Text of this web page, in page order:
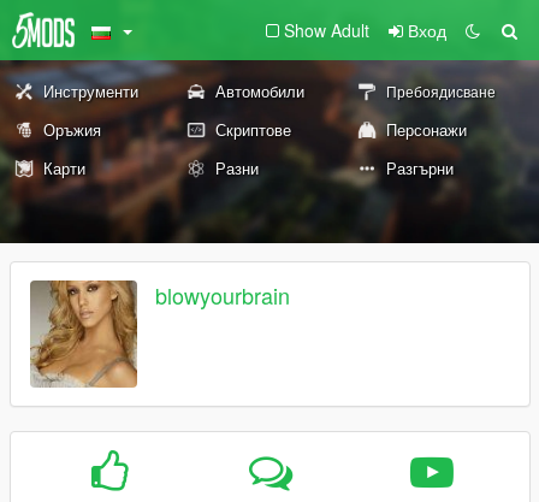
Show Adult Вход
Инструменти Автомобили Пребоядисване
Оръжия Скриптове
Персонажи
Карти
Разни Разгърни
blowyourbrain